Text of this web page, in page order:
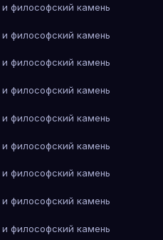
философский камень
философский камень
философский камень
философский камень
философский камень
философский камень
философский камень
философский камень
философский камень